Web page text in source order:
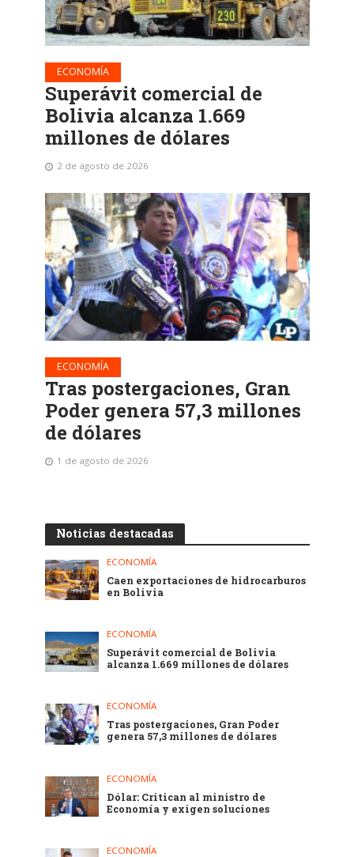
ECONOMÍA
Superávit comercial de
Bolivia alcanza 1.669
millones de dólares
2 de agosto de 2026
ECONOMÍA
Tras postergaciones, Gran
Poder genera 57,3 millones
de dólares
1 de agosto de 2026
Noticias destacadas
ECONOMÍA
Caen exportaciones de hidrocarburos
en Bolivia
ECONOMÍA
Superávit comercial de Bolivia
alcanza 1.669 millones de dólares
ECONOMÍA
Tras postergaciones, Gran Poder
genera 57,3 millones de dólares
ECONOMÍA
Dólar: Critican al ministro de
Economía y exigen soluciones
ECONOMÍA